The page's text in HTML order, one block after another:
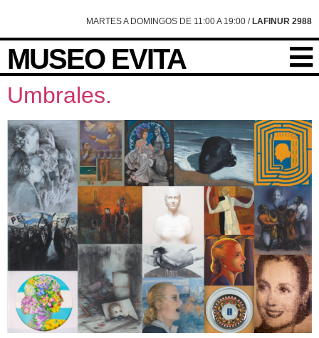
MARTES A DOMINGOS DE 11:00 A 19:00 / LAFINUR 2988
MUSEO EVITA
Umbrales.